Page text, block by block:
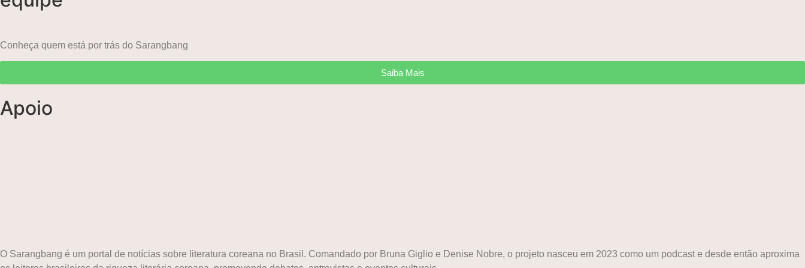
Conheça quem está por trás do Sarangbang
Saiba Mais
Apoio
O Sarangbang é um portal de notícias sobre literatura coreana no Brasil. Comandado por Bruna Giglio e Denise Nobre, o projeto nasceu em 2023 como um podcast e desde então aproxima